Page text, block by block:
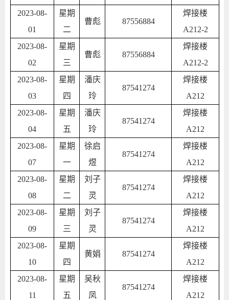
2023-08-
01
星期
二
曹彪 87556884
焊接楼
A212-2
2023-08-
02
星期
三
曹彪 87556884
焊接楼
A212-2
2023-08-
03
星期
四
潘庆
玲
87541274
焊接楼
A212
2023-08-
04
星期
五
潘庆
玲
87541274
焊接楼
A212
2023-08-
07
星期
一
徐启
煜
87541274
焊接楼
A212
2023-08-
08
星期
二
刘子
灵
87541274
焊接楼
A212
2023-08-
09
星期
三
刘子
灵
87541274
焊接楼
A212
2023-08-
10
星期
四
黄娟 87541274
焊接楼
A212
2023-08-
11
星期
五
吴秋
凤
87541274
焊接楼
A212